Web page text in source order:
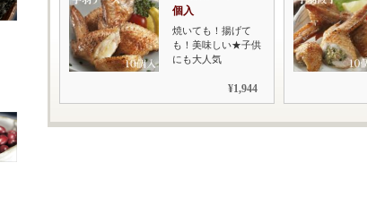
個入
焼いても！揚げて
も！美味しい★子供
にも大人気
¥1,944